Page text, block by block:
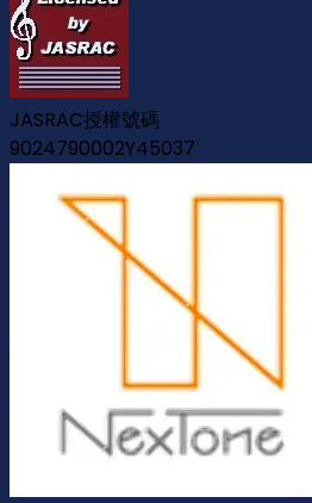
JASRAC授權號碼
9024790002Y45037